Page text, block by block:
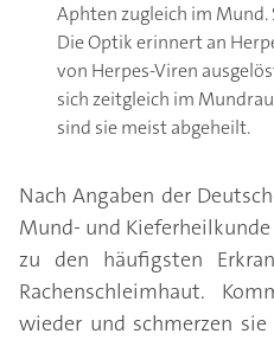
Aphten zugleich im
Die Optik erinnert an
von Herpes-Viren
sich zeitgleich im
sind sie meist abgeheilt.
Nach Angaben der
Mund- und
zu den häufigsten
Rachenschleimhaut.
wieder und schmerzen